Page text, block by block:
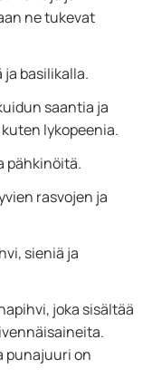
ne tukevat
basilikalla.
saantia ja
lykopeenia.
pähkinöitä.
rasvojen ja
sieniä ja
joka sisältää
punajuuri on